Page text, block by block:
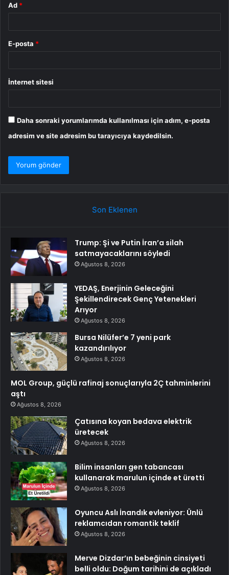
Ad *
E-posta *
İnternet sitesi
Daha sonraki yorumlarımda kullanılması için adım, e-posta
adresim ve site adresim bu tarayıcıya kaydedilsin.
Son Eklenen
Trump: Şi ve Putin İran’a silah
satmayacaklarını söyledi
Ağustos 8, 2026
YEDAŞ, Enerjinin Geleceğini
Şekillendirecek Genç Yetenekleri
Arıyor
Ağustos 8, 2026
Bursa Nilüfer’e 7 yeni park
kazandırılıyor
Ağustos 8, 2026
MOL Group, güçlü rafinaj sonuçlarıyla 2Ç tahminlerini
aştı
Ağustos 8, 2026
Çatısına koyan bedava elektrik
üretecek
Ağustos 8, 2026
Bilim insanları gen tabancası
kullanarak marulun içinde et üretti
Ağustos 8, 2026
Oyuncu Aslı İnandık evleniyor: Ünlü
reklamcıdan romantik teklif
Ağustos 8, 2026
Merve Dizdar’ın bebeğinin cinsiyeti
belli oldu: Doğum tarihini de açıkladı